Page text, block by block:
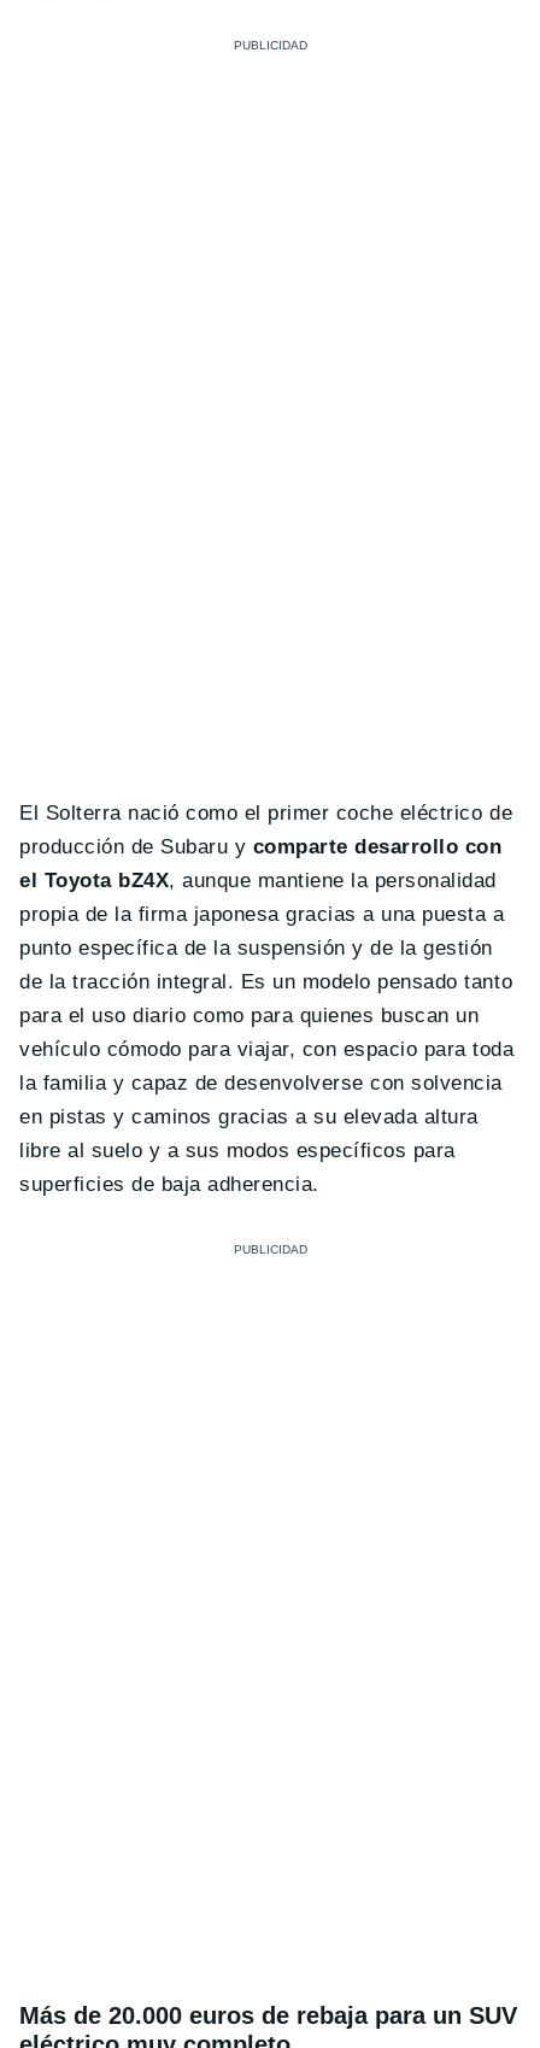
El Solterra nació como el primer coche eléctrico de
producción de Subaru y comparte desarrollo con
el Toyota bZ4X, aunque mantiene la personalidad
propia de la firma japonesa gracias a una puesta a
punto específica de la suspensión y de la gestión
de la tracción integral. Es un modelo pensado tanto
para el uso diario como para quienes buscan un
vehículo cómodo para viajar, con espacio para toda
la familia y capaz de desenvolverse con solvencia
en pistas y caminos gracias a su elevada altura
libre al suelo y a sus modos específicos para
superficies de baja adherencia.
Más de 20.000 euros de rebaja para un SUV